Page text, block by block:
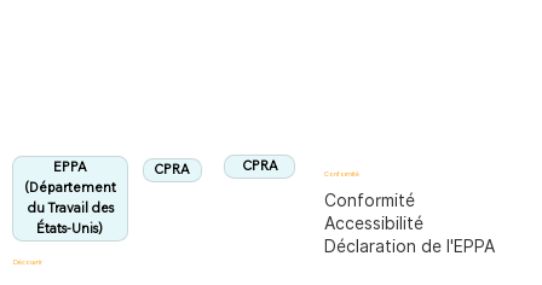
CPRA
EPPA
(Département
du Travail des
États-Unis)
CPRA
Découvrir
Conformité
Conformité
Accessibilité
Déclaration de l'EPPA